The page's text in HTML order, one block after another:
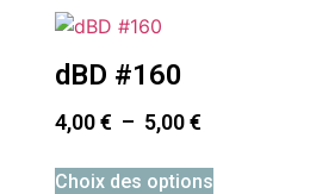
dBD #160
4,00€ – 5,00€
Choix des options